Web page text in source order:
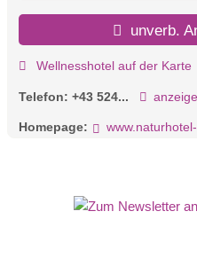
unverb.
Wellnesshotel auf der Karte
Telefon: +43 524...
Homepage: